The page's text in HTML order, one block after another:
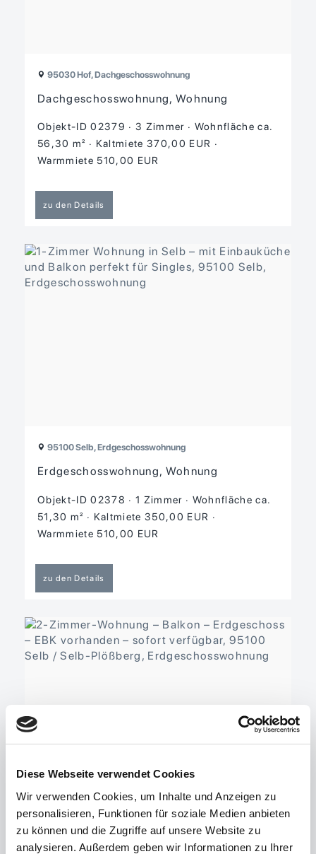
Diese Webseite verwendet Cookies
Wir verwenden Cookies, um Inhalte und Anzeigen zu
personalisieren, Funktionen für soziale Medien anbieten
zu können und die Zugriffe auf unsere Website zu
analysieren. Außerdem geben wir Informationen zu Ihrer
95030 Hof, Dachgeschosswohnung
Dachgeschosswohnung, Wohnung
Objekt-ID 02379 3 Zimmer
Wohnfläche ca.
56,30 m²
Kaltmiete 370,00 EUR
Warmmiete 510,00 EUR
zu den Details
95100 Selb, Erdgeschosswohnung
Erdgeschosswohnung, Wohnung
Objekt-ID 02378 1 Zimmer
Wohnfläche ca.
51,30 m²
Kaltmiete 350,00 EUR
Warmmiete 510,00 EUR
zu den Details
95100 Selb / Selb-Plößberg, Erdgeschosswohnung
Erdgeschosswohnung, Wohnung